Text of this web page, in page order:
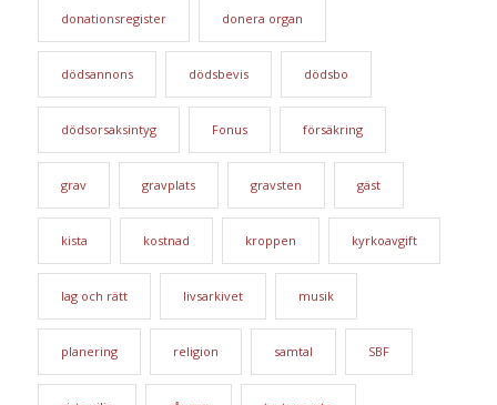
donationsregister donera organ
dödsannons dödsbevis dödsbo
dödsorsaksintyg Fonus försäkring
grav gravplats gravsten gäst
kista kostnad kroppen kyrkoavgift
lag och rätt livsarkivet musik
planering religion samtal SBF